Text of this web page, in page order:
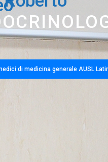
di medicina generale AUSL